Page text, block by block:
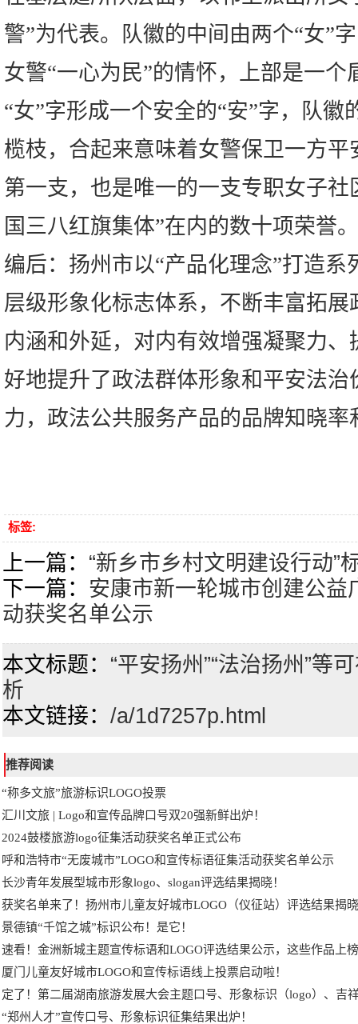
警”为代表。队徽的中间由两个“女”
女警“一心为民”的情怀，上部是一个
“女”字形成一个安全的“安”字，队徽
榄枝，合起来意味着女警保卫一方
第一支，也是唯一的一支专职女子社
国三八红旗集体”在内的数十项荣誉。
编后：扬州市以“产品化理念”打造系
层级形象化标志体系，不断丰富拓
内涵和外延，对内有效增强凝聚力
好地提升了政法群体形象和平安法
力，政法公共服务产品的品牌知晓
标签:
上一篇： “新乡市乡村文明建设行动”
下一篇： 安康市新一轮城市创建公益
动获奖名单公示
本文标题： “平安扬州”“法治扬州”等
析
本文链接： /a/1d7257p.html
推荐阅读
“称多文旅”旅游标识LOGO投票
汇川文旅 | Logo和宣传品牌口号双20强新鲜出炉！
2024鼓楼旅游logo征集活动获奖名单正式公布
呼和浩特市“无废城市”LOGO和宣传标语征集活动获奖名单公示
长沙青年发展型城市形象logo、slogan评选结果揭晓！
获奖名单来了！扬州市儿童友好城市LOGO（仪征站）评选结果揭晓
景德镇“千馆之城”标识公布！是它！
速看！金洲新城主题宣传标语和LOGO评选结果公示，这些作品上
厦门儿童友好城市LOGO和宣传标语线上投票启动啦！
定了！第二届湖南旅游发展大会主题口号、形象标识（logo）、吉
“郑州人才”宣传口号、形象标识征集结果出炉！